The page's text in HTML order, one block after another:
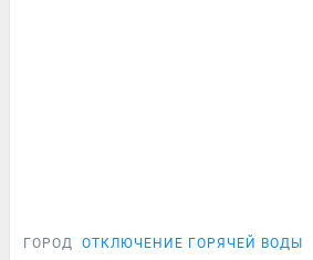
ГОРОД ОТКЛЮЧЕНИЕ ГОРЯЧЕЙ ВОДЫ